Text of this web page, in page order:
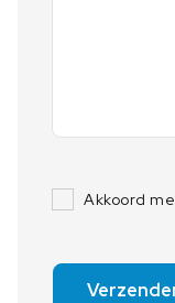
Akkoord